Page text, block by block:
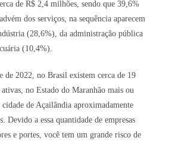
de R$ 2,4 milhões, sendo que 39,6%
dos serviços, na sequência aparecem
(28,6%), da administração pública
(10,4%).
de 2022, no Brasil existem cerca de 19
no Estado do Maranhão mais ou
de Açailândia aproximadamente
Devido a essa quantidade de empresas
e portes, você tem um grande risco de